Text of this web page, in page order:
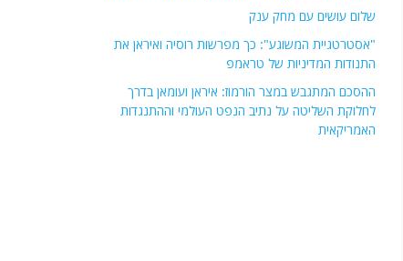
שלום עושים עם מחק ענק
"אסטרטגיית המשוגע": כך מפרשות רוסיה ואיראן את
התנודות המדיניות של טראמפ
ההסכם המתגבש במצר הורמוז: איראן ועומאן בדרך
לחלוקת השליטה על נתיב הנפט העולמי וההתנגדות
האמריקאית